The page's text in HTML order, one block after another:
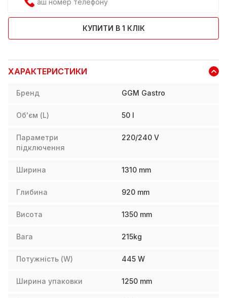
КУПИТИ В 1 КЛІК
ХАРАКТЕРИСТИКИ
Бренд GGM Gastro
Об'єм (L) 50 l
Параметри
підключення
220/240 V
Ширина 1310 mm
Глибина 920 mm
Висота 1350 mm
Вага 215kg
Потужність (W) 445 W
Ширина упаковки 1250 mm